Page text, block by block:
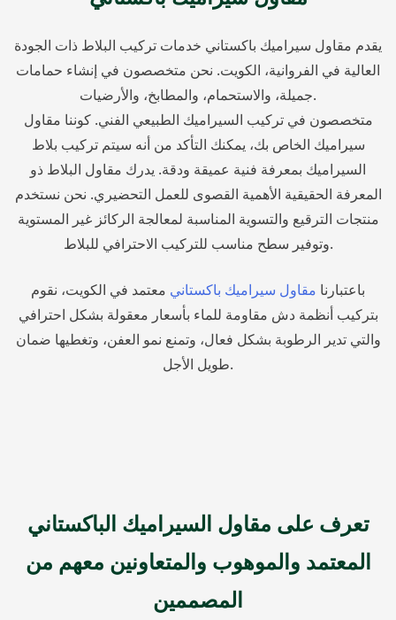
يقدم مقاول سيراميك باكستاني خدمات تركيب البلاط ذات الجودة
العالية في الفروانية، الكويت. نحن متخصصون في إنشاء حمامات
جميلة، والاستحمام، والمطابخ، والأرضيات.
متخصصون في تركيب السيراميك الطبيعي الفني. كوننا مقاول
سيراميك الخاص بك، يمكنك التأكد من أنه سيتم تركيب بلاط
السيراميك بمعرفة فنية عميقة ودقة. يدرك مقاول البلاط ذو
المعرفة الحقيقية الأهمية القصوى للعمل التحضيري. نحن نستخدم
منتجات الترقيع والتسوية المناسبة لمعالجة الركائز غير المستوية
وتوفير سطح مناسب للتركيب الاحترافي للبلاط.
باعتبارنا مقاول سيراميك باكستاني معتمد في الكويت، نقوم
بتركيب أنظمة دش مقاومة للماء بأسعار معقولة بشكل احترافي
والتي تدير الرطوبة بشكل فعال، وتمنع نمو العفن، وتغطيها ضمان
طويل الأجل.
تعرف على مقاول السيراميك الباكستاني
المعتمد والموهوب والمتعاونين معهم من
المصممين